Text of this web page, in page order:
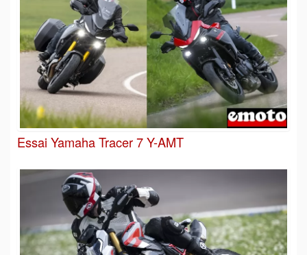
Essai Yamaha Tracer 7 Y-AMT